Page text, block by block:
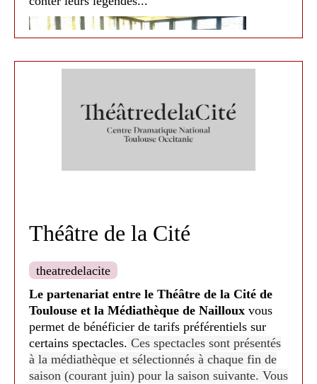
Racontars Arctiquesd'Eddy Letexier, d'après le
nous a été proposé par le Théâtre de la Cité et a
Théâtre de la Cité
theatredelacite
Le partenariat entre le Théâtre de la Cité de
Toulouse et la Médiathèque de Nailloux vous
permet de bénéficier de tarifs préférentiels sur
certains spectacles. Ces spectacles sont présentés
à la médiathèque et sélectionnés à chaque fin de
saison (courant juin) pour la saison suivante. Vous